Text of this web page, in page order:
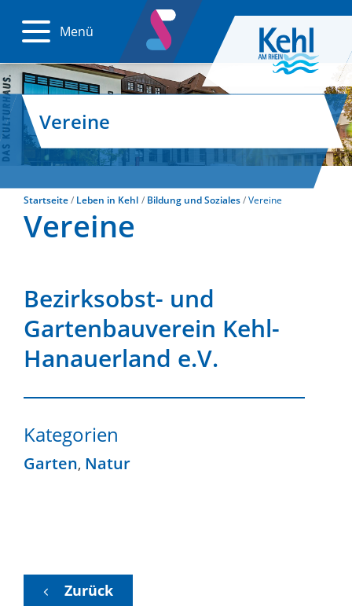
Menü
Vereine
Startseite Leben in Kehl Bildung und Soziales Vereine
Vereine
Bezirksobst- und
Gartenbauverein Kehl-
Hanauerland e.V.
Kategorien
Garten, Natur
Zurück